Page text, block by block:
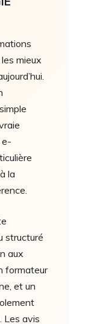
mieux
e-
la
structuré
aux
formateur
et un
Les avis